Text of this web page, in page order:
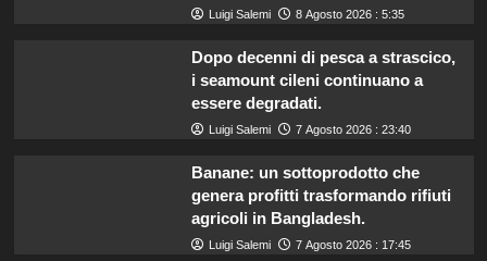
Luigi Salemi 8 Agosto 2026 : 5:35
Dopo decenni di pesca a strascico,
i seamount cileni continuano a
essere degradati.
Luigi Salemi 7 Agosto 2026 : 23:40
Banane: un sottoprodotto che
genera profitti trasformando rifiuti
agricoli in Bangladesh.
Luigi Salemi 7 Agosto 2026 : 17:45